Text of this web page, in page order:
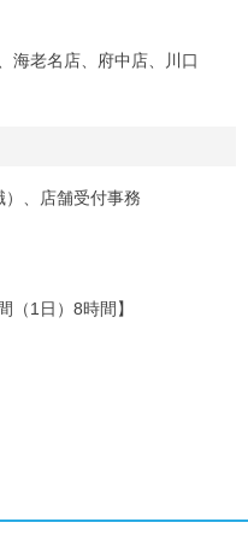
海老名店、府中店、川口
、店舗受付事務
（1日）8時間】